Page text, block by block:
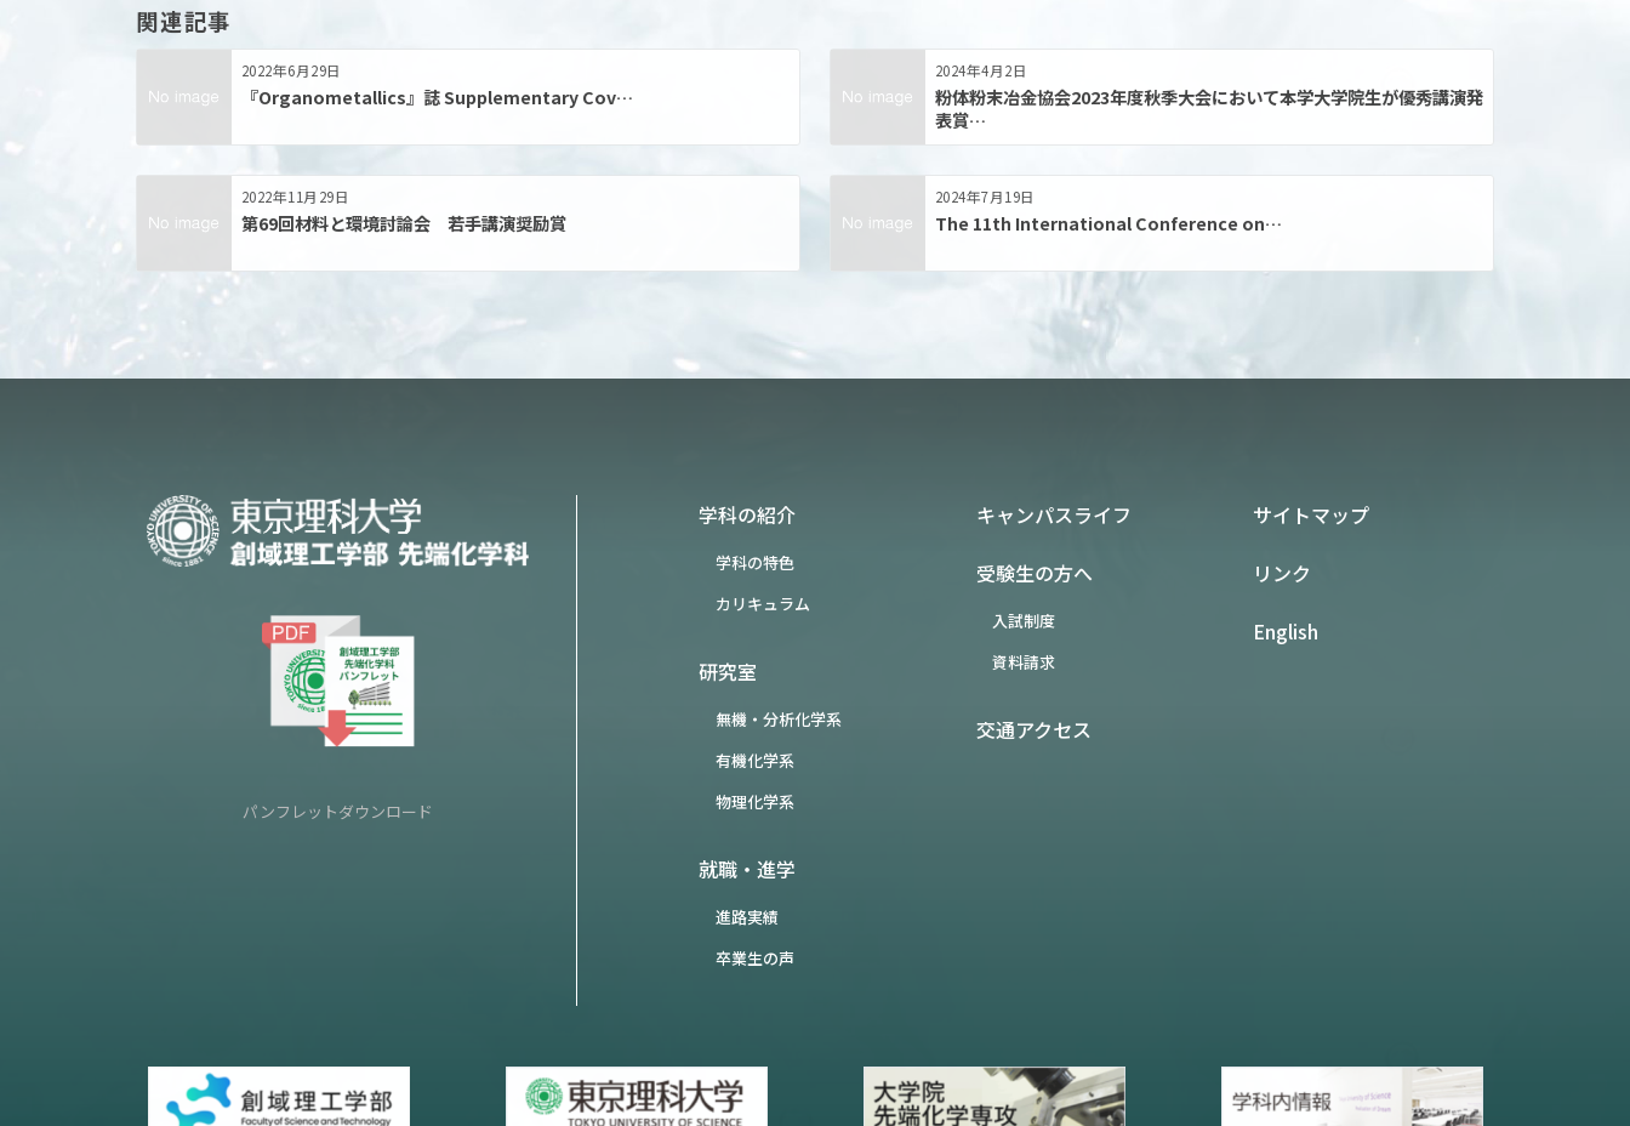
ョ
ン
関連記事
2022年6月29日
『Organometallics』誌 Supplementary Cov…
2024年4月2日
粉体粉末冶金協会2023年度秋季大会において本学大学院生が優秀講演発
表賞…
2022年11月29日
第69回材料と環境討論会 若手講演奨励賞
2024年7月19日
The 11th International Conference on…
パンフレットダウンロード
学科の紹介
学科の特色
カリキュラム
研究室
無機・分析化学系
有機化学系
物理化学系
就職・進学
進路実績
卒業生の声
キャンパスライフ
受験生の方へ
入試制度
資料請求
交通アクセス
サイトマップ
リンク
English